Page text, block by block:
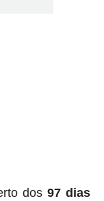
dos97 dias